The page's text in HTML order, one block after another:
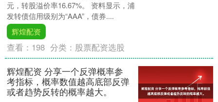
元，转股溢价率16.67%。 资料显示，浦
发转债信用级别为“AAA”，债券....
辉煌配资
查看： 198 分类： 股票配资选股
辉煌配资 分享一个反弹概率参
考指标，概率数值越高底部反弹
或者趋势反转的概率越大。